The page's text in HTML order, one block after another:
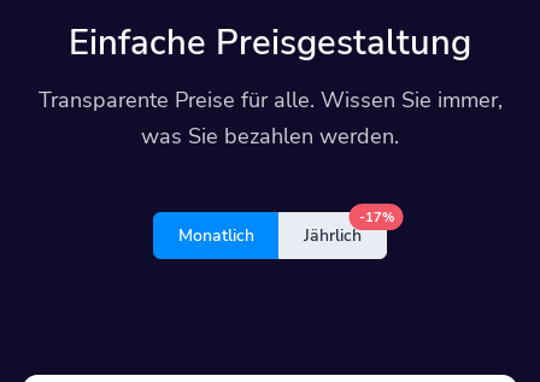
Einfache Preisgestaltung
Transparente Preise für alle. Wissen Sie immer,
was Sie bezahlen werden.
Monatlich Jährlich
-17%